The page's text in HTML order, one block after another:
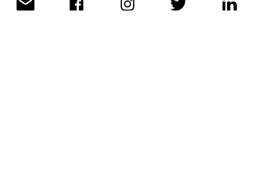
#suomenpuolella
#teija2024 #eu